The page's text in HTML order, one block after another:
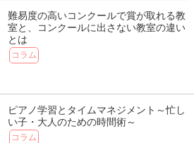
難易度の高いコンクールで賞が取れる教
室と、コンクールに出さない教室の違い
とは
コラム
ピアノ学習とタイムマネジメント～忙し
い子・大人のための時間術～
コラム